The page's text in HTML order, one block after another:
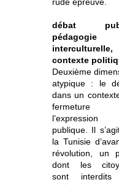
rude épreuve.
débat
pédagogie
interculturelle,
contexte
Deuxième
atypique : le
dans un
fermeture
l’expression
publique. Il
la Tunisie
révolution, un
dont les
sont